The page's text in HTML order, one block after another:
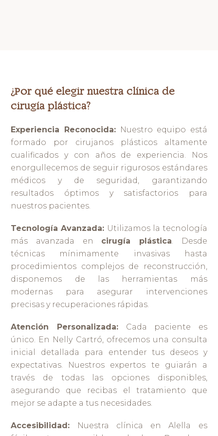
¿Por qué elegir nuestra clínica de
cirugía plástica?
Experiencia Reconocida:Nuestro equipo está
formado por cirujanos plásticos altamente
cualificados y con años de experiencia. Nos
enorgullecemos de seguir rigurosos estándares
médicos y de seguridad, garantizando
resultados óptimos y satisfactorios para
nuestros pacientes.
Tecnología Avanzada: Utilizamos la tecnología
más avanzada en cirugía plástica. Desde
técnicas mínimamente invasivas hasta
procedimientos complejos de reconstrucción,
disponemos de las herramientas más
modernas para asegurar intervenciones
precisas y recuperaciones rápidas.
Atención Personalizada:Cada paciente es
único. En Nelly Cartró, ofrecemos una consulta
inicial detallada para entender tus deseos y
expectativas. Nuestros expertos te guiarán a
través de todas las opciones disponibles,
asegurando que recibas el tratamiento que
mejor se adapte a tus necesidades.
Accesibilidad: Nuestra clínica en Alella es